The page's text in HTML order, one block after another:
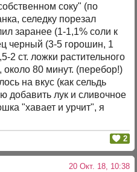
соку" (по
селедку порезал
заранее (1-1,1% соли к
черный (3-5 горошин, 1
2 ст. ложки растительного
80 минут. (перебор!)
на вкус (как сельдь
добавить лук и сливочное
"хавает и урчит", я
2
20 Окт. 18, 10:38